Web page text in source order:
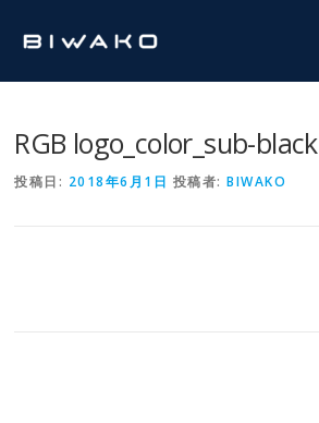
RGB logo_color_sub-black
投稿日: 2018年6月1日 投稿者:BIWAKO